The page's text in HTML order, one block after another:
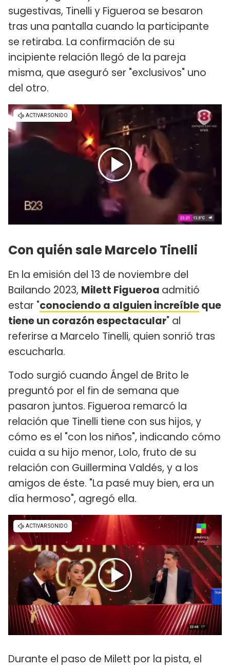
sugestivas, Tinelli y Figueroa se besaron
tras una pantalla cuando la participante
se retiraba. La confirmación de su
incipiente relación llegó de la pareja
misma, que aseguró ser "exclusivos" uno
del otro.
Con quién sale Marcelo Tinelli
En la emisión del 13 de noviembre del
Bailando 2023, Milett Figueroa admitió
estar "conociendo a alguien increíbleque
tiene un corazón espectacular" al
referirse a Marcelo Tinelli, quien sonrió tras
escucharla.
Todo surgió cuando Ángel de Brito le
preguntó por el fin de semana que
pasaron juntos. Figueroa remarcó la
relación que Tinelli tiene con sus hijos, y
cómo es el "con los niños", indicando cómo
cuida a su hijo menor, Lolo, fruto de su
relación con Guillermina Valdés, y a los
amigos de éste. "La pasé muy bien, era un
día hermoso", agregó ella.
Durante el paso de Milett por la pista, el